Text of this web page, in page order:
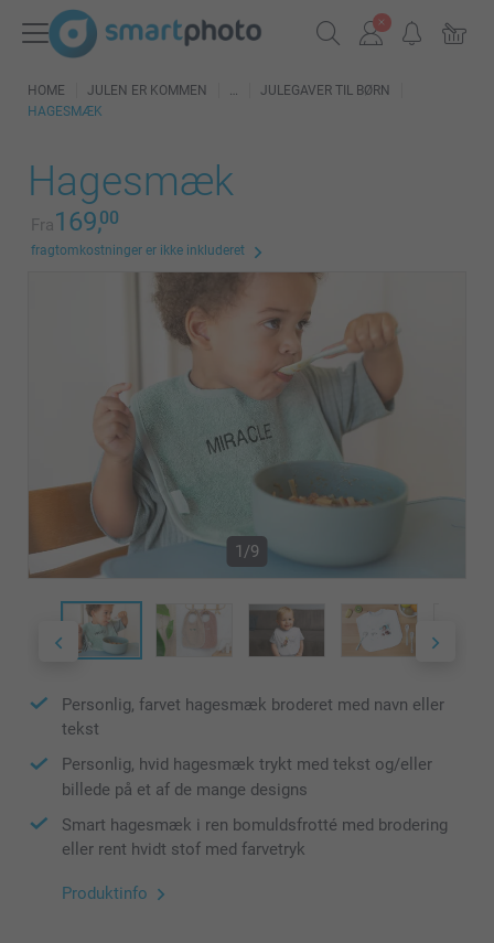
HOME JULEN ER KOMMEN
JULEGAVER TIL BØRN
HAGESMÆK
Hagesmæk
Fra169,00
fragtomkostninger er ikke inkluderet
1/9
Personlig, farvet hagesmæk broderet med navn eller
tekst
Personlig, hvid hagesmæk trykt med tekst og/eller
billede på et af de mange designs
Smart hagesmæk i ren bomuldsfrotté med brodering
eller rent hvidt stof med farvetryk
Produktinfo